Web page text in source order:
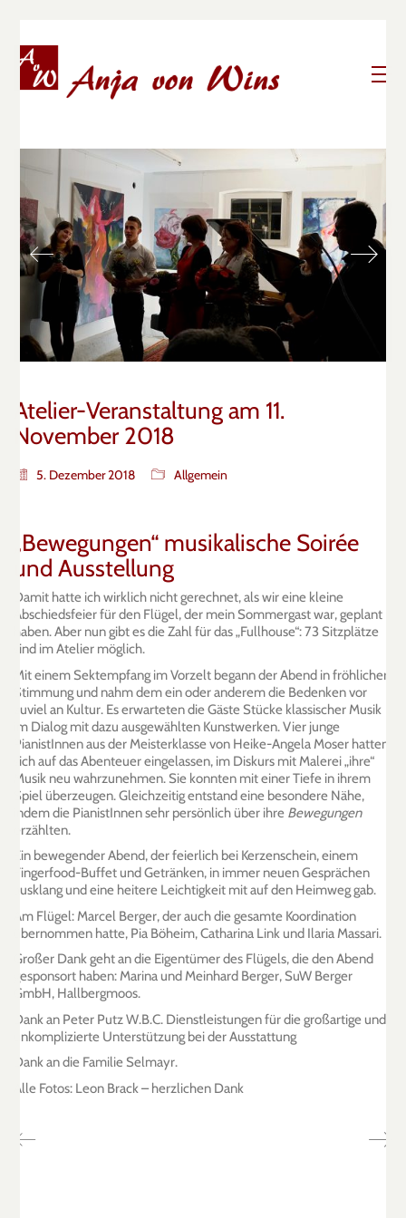
Atelier-Veranstaltung am 11.
November 2018
5. Dezember 2018 Allgemein
„Bewegungen“ musikalische Soirée
und Ausstellung
Damit hatte ich wirklich nicht gerechnet, als wir eine kleine
Abschiedsfeier für den Flügel, der mein Sommergast war, geplant
haben. Aber nun gibt es die Zahl für das „Fullhouse“: 73 Sitzplätze
sind im Atelier möglich.
Mit einem Sektempfang im Vorzelt begann der Abend in fröhlicher
Stimmung und nahm dem ein oder anderem die Bedenken vor
zuviel an Kultur. Es erwarteten die Gäste Stücke klassischer Musik
im Dialog mit dazu ausgewählten Kunstwerken. Vier junge
PianistInnen aus der Meisterklasse von Heike-Angela Moser hatten
sich auf das Abenteuer eingelassen, im Diskurs mit Malerei „ihre“
Musik neu wahrzunehmen. Sie konnten mit einer Tiefe in ihrem
Spiel überzeugen. Gleichzeitig entstand eine besondere Nähe,
indem die PianistInnen sehr persönlich über ihre Bewegungen
erzählten.
Ein bewegender Abend, der feierlich bei Kerzenschein, einem
Fingerfood-Buffet und Getränken, in immer neuen Gesprächen
ausklang und eine heitere Leichtigkeit mit auf den Heimweg gab.
Am Flügel: Marcel Berger, der auch die gesamte Koordination
übernommen hatte, Pia Böheim, Catharina Link und Ilaria Massari.
Großer Dank geht an die Eigentümer des Flügels, die den Abend
gesponsort haben: Marina und Meinhard Berger, SuW Berger
GmbH, Hallbergmoos.
Dank an Peter Putz W.B.C. Dienstleistungen für die großartige und
unkomplizierte Unterstützung bei der Ausstattung
Dank an die Familie Selmayr.
Alle Fotos: Leon Brack – herzlichen Dank